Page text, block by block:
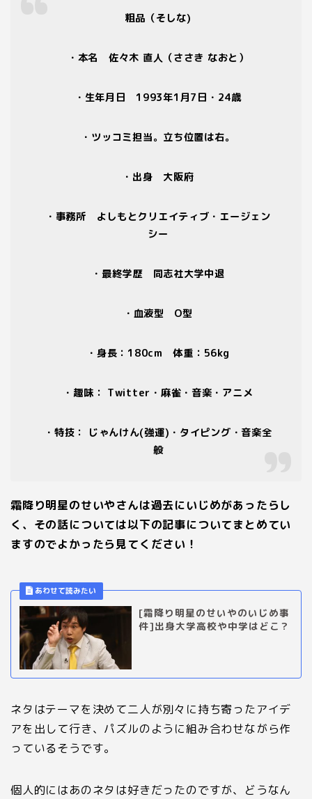
粗品（そしな)
・本名 佐々木 直人（ささき なおと）
・生年月日 1993年1 月7 日・ 24歳
・ツッコミ担当。立ち位置は右。
・出身 大阪府
・事務所 よしもとクリエイティブ・エージェン
シー
・最終学歴 同志社大学中退
・血液型 O型
・身長： 180cm 体重： 56kg
・趣味： Twitter ・麻雀・音楽・アニメ
・特技： じゃんけん(強運)・タイピング・音楽全
般
霜降り明星のせいやさんは過去にいじめがあったらし
く、その話については以下の記事についてまとめてい
ますのでよかったら見てください！
[霜降り明星のせいやのいじめ事
件]出身大学高校や中学はどこ？
ネタはテーマを決めて二人が別々に持ち寄ったアイデ
アを出して行き、パズルのように組み合わせながら作
っているそうです。
個人的にはあのネタは好きだったのですが、どうなん